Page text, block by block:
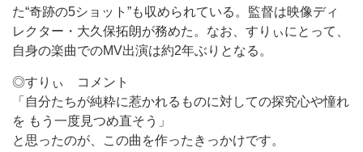
た“奇跡の5ショット”も収められている。監督は映像ディ
レクター・大久保拓朗が務めた。なお、すりぃにとって、
自身の楽曲でのMV出演は約2年ぶりとなる。
◎すりぃ コメント
「自分たちが純粋に惹かれるものに対しての探究心や憧れ
を もう一度見つめ直そう」
と思ったのが、この曲を作ったきっかけです。